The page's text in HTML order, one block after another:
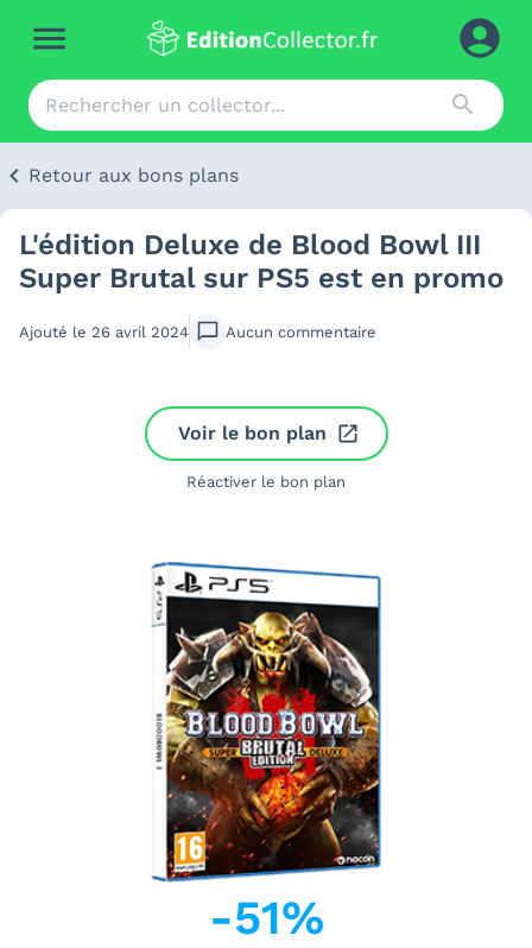
Retour aux bons plans
L'édition Deluxe de Blood Bowl III
Super Brutal sur PS5 est en promo
Ajouté le 26 avril 2024 Aucun commentaire
Voir le bon plan
Réactiver le bon plan
-51%